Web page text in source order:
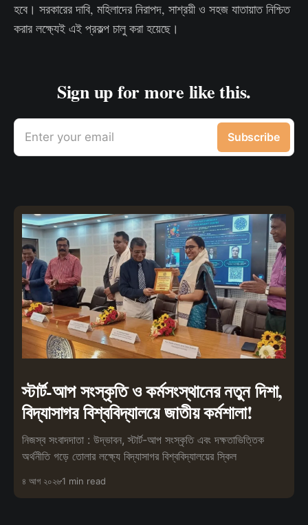
হবে। সরকারের দাবি, মহিলাদের নিরাপদ, সাশ্রয়ী ও সহজ যাতায়াত নিশ্চিত
করার লক্ষ্যেই এই প্রকল্প চালু করা হয়েছে।
Sign up for more like this.
Enter your email Subscribe
স্টার্ট-আপ সংস্কৃতি ও কর্মসংস্থানের নতুন দিশা,
বিদ্যাসাগর বিশ্ববিদ্যালয়ে জাতীয় কর্মশালা!
নিজস্ব সংবাদদাতা : উদ্ভাবন, স্টার্ট-আপ সংস্কৃতি এবং দক্ষতাভিত্তিক
অর্থনীতি গড়ে তোলার লক্ষ্যে বিদ্যাসাগর বিশ্ববিদ্যালয়ের স্কিল
৪ আগ ২০২৬1 min read